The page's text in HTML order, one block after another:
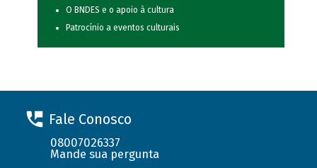
O BNDES e o apoio à cultura
Patrocínio a eventos culturais
Fale Conosco
08007026337
Mande sua pergunta